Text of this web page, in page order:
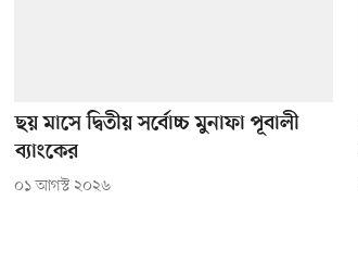
ছয় মাসে দ্বিতীয় সর্বোচ্চ মুনাফা পূবালী
ব্যাংকের
০১ আগস্ট ২০২৬